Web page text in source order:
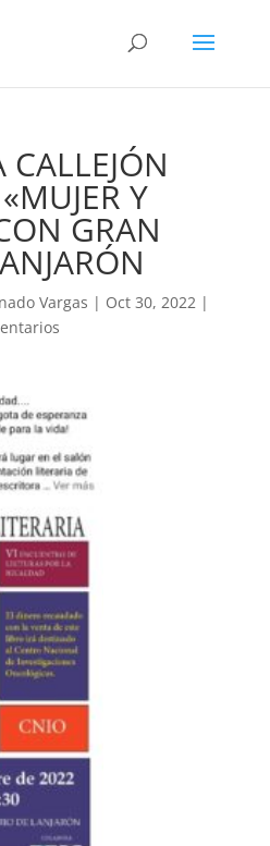
Y
GRAN
Vargas | Oct 30, 2022|